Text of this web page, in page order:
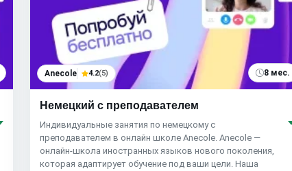
Anecole 4.2(5) 8 мес.
Немецкий с преподавателем
Индивидуальные занятия по немецкому с
преподавателем в онлайн школе Anecole. Anecole —
онлайн-школа иностранных языков нового поколения,
которая адаптирует обучение под ваши цели. Наша